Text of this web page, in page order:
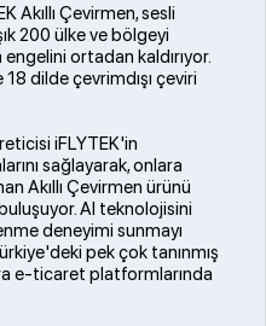
Akıllı Çevirmen, sesli
200 ülke ve bölgeyi
ortadan kaldırıyor.
dilde çevrimdışı çeviri
iFLYTEK'in
sağlayarak, onlara
Akıllı Çevirmen ürünü
AI teknolojisini
deneyimi sunmayı
pek çok tanınmış
e-ticaret platformlarında